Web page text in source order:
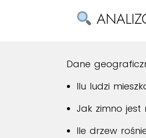
Dane
Ilu ludzi
Jak zimno jest
Ile drzew